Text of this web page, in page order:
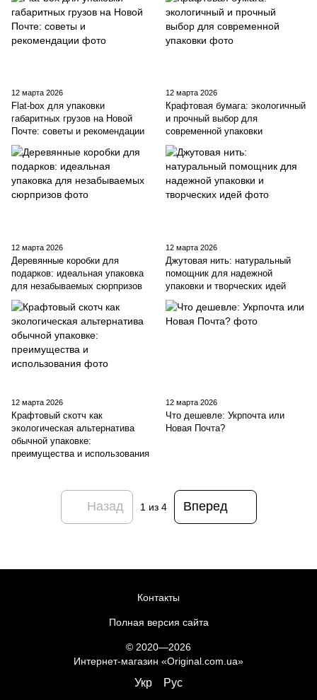
12 марта 2026
Flat-box для упаковки
габаритных грузов на Новой
Почте: советы и рекомендации
12 марта 2026
Крафтовая бумага: экологичный
и прочный выбор для
современной упаковки
12 марта 2026
Деревянные коробки для
подарков: идеальная упаковка
для незабываемых сюрпризов
12 марта 2026
Джутовая нить: натуральный
помощник для надежной
упаковки и творческих идей
12 марта 2026
Крафтовый скотч как
экологическая альтернатива
обычной упаковке:
преимущества и использования
12 марта 2026
Что дешевле: Укрпочта или
Новая Почта?
Назад 1 из 4 Вперед
Контакты
Полная версия сайта
© 2020—2026
Интернет-магазин «Original.com.ua»
Укр Рус